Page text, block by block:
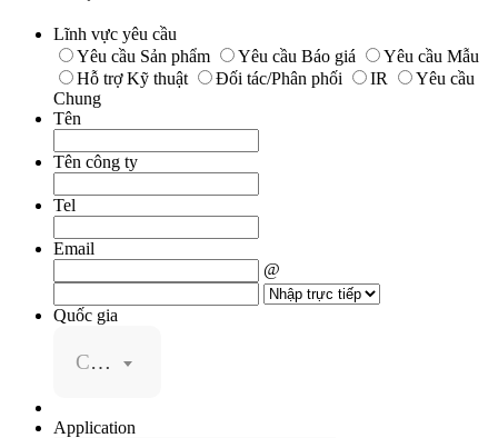
Lĩnh vực yêu cầu
Yêu cầu Sản phẩm
Yêu cầu Báo giá
Yêu cầu Mẫu
Hỗ trợ Kỹ thuật
Đối tác/Phân phối IR
Yêu cầu
Chung
Tên
Tên công ty
Tel
Email
@
Quốc gia
Chọn
Application